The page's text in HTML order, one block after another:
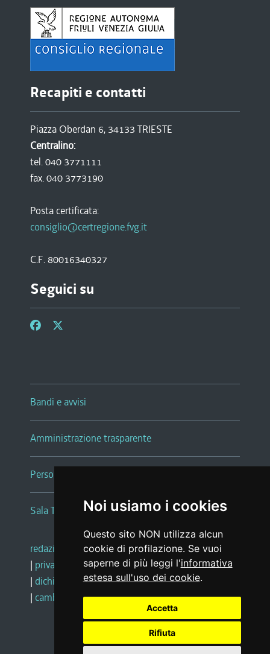
Noi usiamo i cookies
Questo sito NON utilizza alcun
cookie di profilazione. Se vuoi
saperne di più leggi l'informativa
estesa sull'uso dei cookie.
Accetta
Rifiuta
Recapiti e contatti
Piazza Oberdan 6, 34133 TRIESTE
Centralino:
tel. 040 3771111
fax. 040 3773190
Posta certificata:
consiglio@certregione.fvg.it
C.F. 80016340327
Seguici su
Bandi e avvisi
Amministrazione trasparente
Persone e Uffici
Sala Tiziano Tessitori
redazione web |note legali |glossario
| privacy
social media policy
| dichiarazione di accessibilità |feedback
| cambio preferenze cookie
Realizzato da